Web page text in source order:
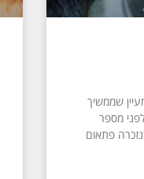
שממשיך
מספר
פתאום